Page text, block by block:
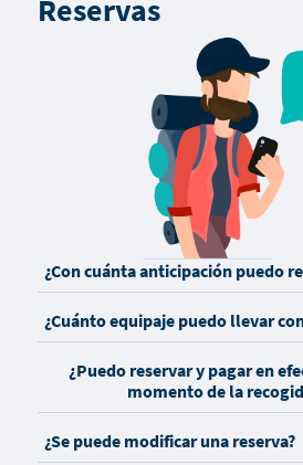
Reservas
¿Con cuánta anticipación puedo
¿Cuánto equipaje puedo llevar
¿Puedo reservar y pagar en
momento de la
¿Se puede modificar una reserva?